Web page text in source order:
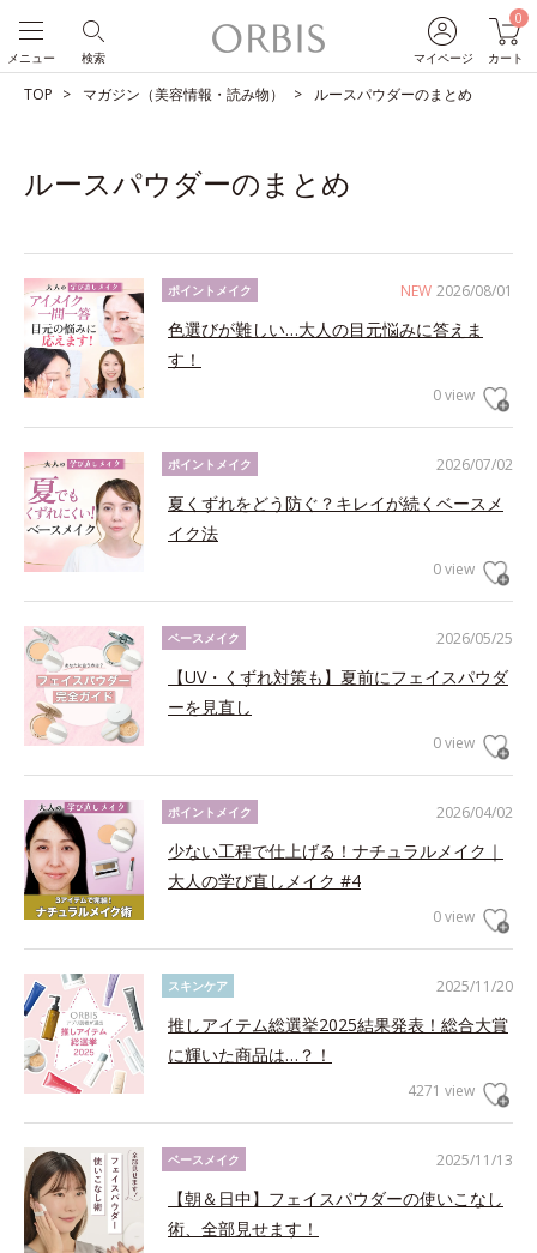
マイページ
0
カート
検索
メニュー
TOP マガジン（美容情報・読み物） ルースパウダーのまとめ
ルースパウダーのまとめ
NEW 2026/08/01
ポイントメイク
色選びが難しい…大人の目元悩みに答えま
す！
0 view
2026/07/02
ポイントメイク
夏くずれをどう防ぐ？キレイが続くベースメ
イク法
0 view
2026/05/25
ベースメイク
【UV・くずれ対策も】夏前にフェイスパウダ
ーを見直し
0 view
2026/04/02
ポイントメイク
少ない工程で仕上げる！ナチュラルメイク｜
大人の学び直しメイク #4
0 view
2025/11/20
スキンケア
推しアイテム総選挙2025結果発表！総合大賞
に輝いた商品は…？！
4271 view
2025/11/13
ベースメイク
【朝＆日中】フェイスパウダーの使いこなし
術、全部見せます！